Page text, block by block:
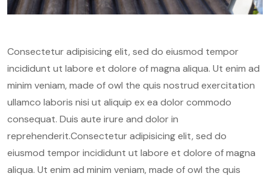
Consectetur adipisicing elit, sed do eiusmod tempor
incididunt ut labore et dolore of magna aliqua. Ut enim ad
minim veniam, made of owl the quis nostrud exercitation
ullamco laboris nisi ut aliquip ex ea dolor commodo
consequat. Duis aute irure and dolor in
reprehenderit.Consectetur adipisicing elit, sed do
eiusmod tempor incididunt ut labore et dolore of magna
aliqua. Ut enim ad minim veniam, made of owl the quis